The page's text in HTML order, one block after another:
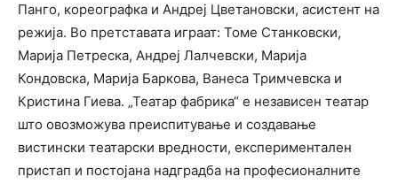
Панго, кореографка и Андреј Цветановски, асистент на
режија. Во претставата играат: Томе Станковски,
Марија Петреска, Андреј Лалчевски, Марија
Кондовска, Марија Баркова, Ванеса Тримчевска и
Кристина Гиева. „Театар фабрика“ е независен театар
што овозможува преиспитување и создавање
вистински театарски вредности, експериментален
пристап и постојана надградба на професионалните